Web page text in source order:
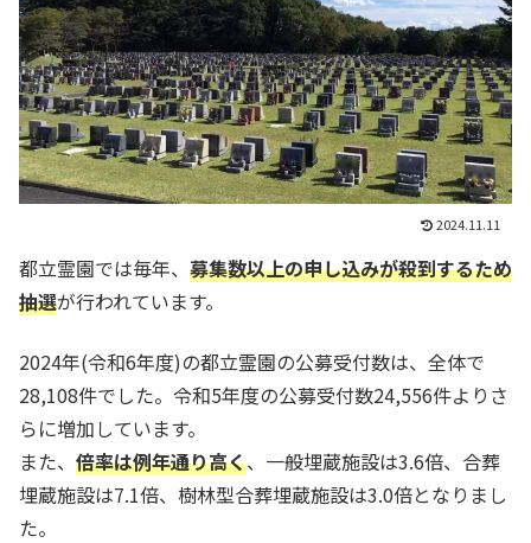
2024.11.11
都立霊園では毎年、 募集数以上の申し込みが殺到するため
抽選が行われています。
2024年(令和6年度)の都立霊園の公募受付数は、全体で
28,108件でした。令和5年度の公募受付数24,556件よりさ
らに増加しています。
また、 倍率は例年通り高く、一般埋蔵施設は3.6倍、合葬
埋蔵施設は7.1倍、樹林型合葬埋蔵施設は3.0倍となりまし
た。